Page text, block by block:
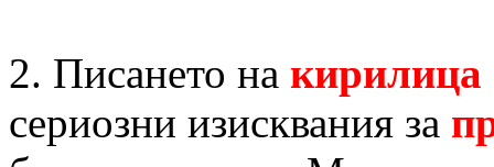
2. Писането на кирилица
сериозни изисквания за